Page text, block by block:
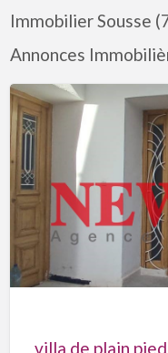
Immobilier Sousse
Annonces
villa de plain